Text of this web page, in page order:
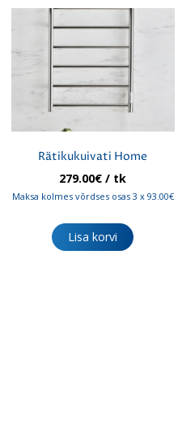
Rätikukuivati Home
279.00€ / tk
Maksa kolmes võrdses osas 3 x 93.00€
Lisa korvi